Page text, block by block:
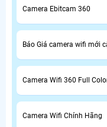
Camera Ebitcam 360
Báo Giá camera wifi mới
Camera Wifi 360 Full
Camera Wifi Chính Hãng